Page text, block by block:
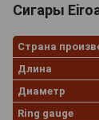
Сигары
Страна
Длина
Диаметр
Ring gauge